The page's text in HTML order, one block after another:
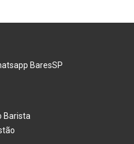
BaresSP
Barista